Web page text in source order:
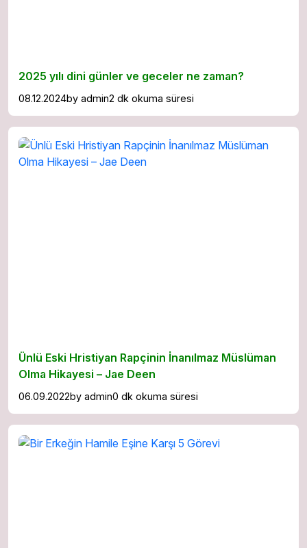
2025 yılı dini günler ve geceler ne zaman?
08.12.2024by admin2 dk okuma süresi
Ünlü Eski Hristiyan Rapçinin İnanılmaz Müslüman
Olma Hikayesi – Jae Deen
06.09.2022by admin0 dk okuma süresi